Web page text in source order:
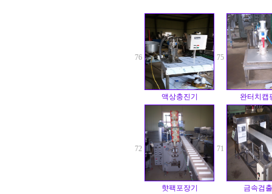
76
액상충진기
75
완터치캡
72
햣팩포장기
71
금속검